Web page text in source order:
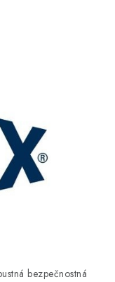
ZÁKAZNÍKOV
bezpečnostná